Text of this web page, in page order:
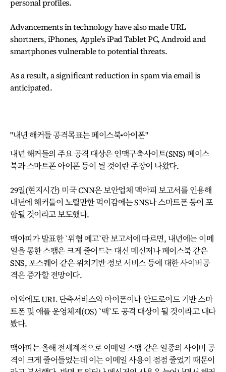
personal profiles.
Advancements in technology have also made URL
shortners, iPhones, Apple’s iPad Tablet PC, Android and
smartphones vulnerable to potential threats.
As a result, a significant reduction in spam via email is
anticipated.
"내년 해커들 공격목표는 페이스북•아이폰"
내년 해커들의 주요 공격 대상은 인맥구축사이트(SNS) 페이스
북과 스마트폰 아이폰 등이 될 것이란 주장이 나왔다.
29일(현지시간) 미국 CNN은 보안업체 맥아피 보고서를 인용해
내년에 해커들이 노릴만한 먹이감에는 SNS나 스마트폰 등이 포
함될 것이라고 보도했다.
맥아피가 발표한 `위협 예고`란 보고서에 따르면, 내년에는 이메
일을 통한 스팸은 크게 줄어드는 대신 메신저나 페이스북 같은
SNS, 포스퀘어 같은 위치기반 정보 서비스 등에 대한 사이버공
격은 증가할 전망이다.
이외에도 URL 단축서비스와 아이폰이나 안드로이드 기반 스마
트폰 및 애플 운영체제(OS) `맥`도 공격 대상이 될 것이라고 내다
봤다.
맥아피는 올해 전세계적으로 이메일 스팸 같은 일종의 사이버 공
격이 크게 줄어들었는데 이는 이메일 사용이 점점 줄었기 때문이